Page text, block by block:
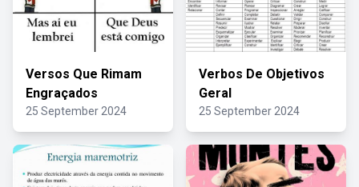
Versos Que Rimam
Engraçados
25 September 2024
Verbos De Objetivos
Geral
25 September 2024